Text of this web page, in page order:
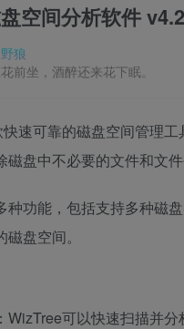
空间分析软件
狼
前坐，酒醉还来花下眠。
速可靠的磁盘空间管理
磁盘中不必要的文件和文
种功能，包括支持多种磁
盘空间。
WizTree可以快速扫描并